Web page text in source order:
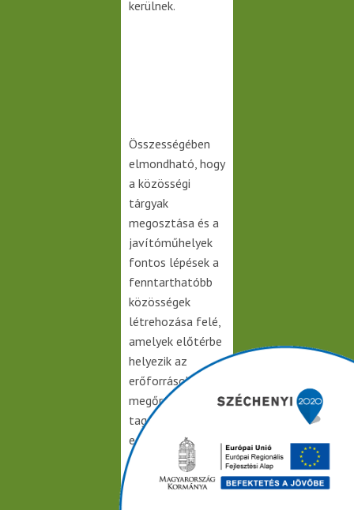
kerülnek.
Összességében
elmondható, hogy
a közösségi
tárgyak
megosztása és a
javítóműhelyek
fontos lépések a
fenntarthatóbb
közösségek
létrehozása felé,
amelyek előtérbe
helyezik az
erőforrások
megőrzését és a
tagok közötti
együttműködést.
Ajánlott